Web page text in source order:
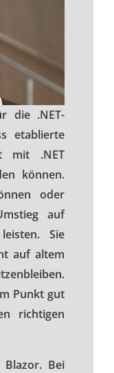
die .NET-
etablierte
mit .NET
können.
oder
auf
Sie
auf altem
Punkt gut
richtigen
Bei